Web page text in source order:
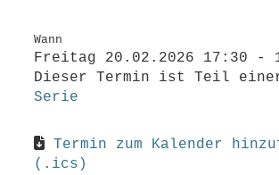
Wann
Freitag 20.02.2026 17:30 -
Dieser Termin ist Teil
Serie
Termin zum Kalender
(.ics)